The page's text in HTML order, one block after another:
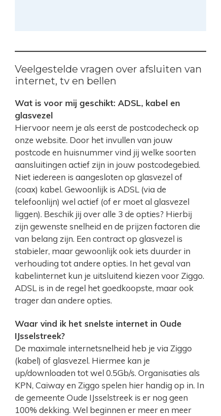
Veelgestelde vragen over afsluiten van
internet, tv en bellen
Wat is voor mij geschikt: ADSL, kabel en
glasvezel
Hiervoor neem je als eerst de postcodecheck op
onze website. Door het invullen van jouw
postcode en huisnummer vind jij welke soorten
aansluitingen actief zijn in jouw postcodegebied.
Niet iedereen is aangesloten op glasvezel of
(coax) kabel. Gewoonlijk is ADSL (via de
telefoonlijn) wel actief (of er moet al glasvezel
liggen). Beschik jij over alle 3 de opties? Hierbij
zijn gewenste snelheid en de prijzen factoren die
van belang zijn. Een contract op glasvezel is
stabieler, maar gewoonlijk ook iets duurder in
verhouding tot andere opties. In het geval van
kabelinternet kun je uitsluitend kiezen voor Ziggo.
ADSL is in de regel het goedkoopste, maar ook
trager dan andere opties.
Waar vind ik het snelste internet in Oude
IJsselstreek?
De maximale internetsnelheid heb je via Ziggo
(kabel) of glasvezel. Hiermee kan je
up/downloaden tot wel 0.5Gb/s. Organisaties als
KPN, Caiway en Ziggo spelen hier handig op in. In
de gemeente Oude IJsselstreek is er nog geen
100% dekking. Wel beginnen er meer en meer